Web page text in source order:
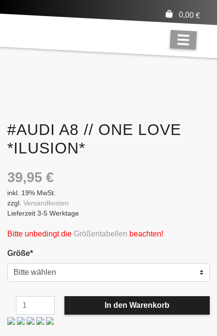
0,00€
#AUDI A8 // ONE LOVE
*ILUSION*
39,95 €
inkl. 19% MwSt.
zzgl. Versandkosten
Lieferzeit 3-5 Werktage
Bitte unbedingt die Größentabellen beachten!
Größe*